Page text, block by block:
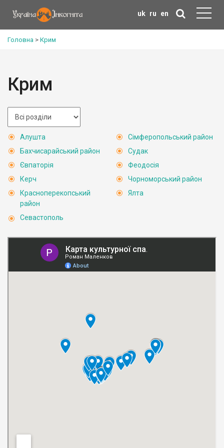
uk ru en
Головна > Крим
Крим
Алушта
Бахчисарайський район
Євпаторія
Керч
Красноперекопський
район
Севастополь
Сімферопольський район
Судак
Феодосія
Чорноморський район
Ялта